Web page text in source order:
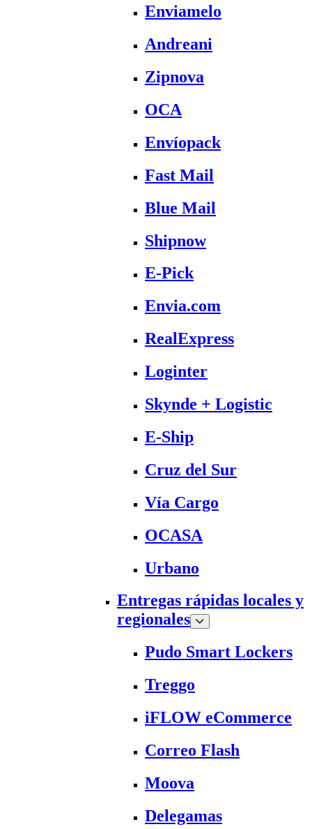
Enviamelo
Andreani
Zipnova
OCA
Envíopack
Fast Mail
Blue Mail
Shipnow
E-Pick
Envia.com
RealExpress
Loginter
Skynde + Logistic
E-Ship
Cruz del Sur
Vía Cargo
OCASA
Urbano
Entregas rápidas locales y
regionales
Pudo Smart Lockers
Treggo
iFLOW eCommerce
Correo Flash
Moova
Delegamas